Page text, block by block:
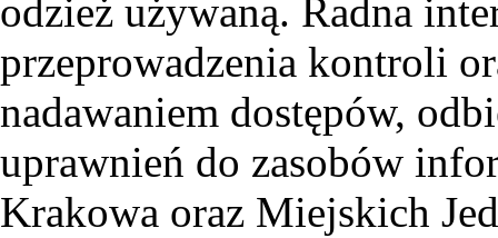
odzież używaną. Radna
przeprowadzenia kontroli
nadawaniem dostępów,
uprawnień do zasobów
Krakowa oraz Miejskich